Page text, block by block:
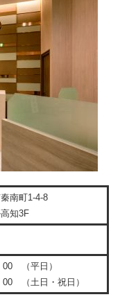
南町1-4-8
知3F
00 （平日）
00 （土日・祝日）